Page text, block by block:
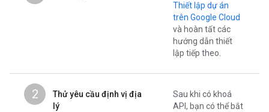
Thiết lập dự án
trên Google Cloud
và hoàn tất các
hướng dẫn thiết
lập tiếp theo.
2
Thử yêu cầu định vị địa
lý
Sau khi có khoá
API, bạn có thể bắt